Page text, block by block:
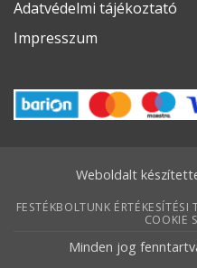
Adatvédelmi tájékoztató
Impresszum
Weboldalt
FESTÉKBOLTUNK ÉRTÉKESÍTÉSI
COOKIE
Minden jog